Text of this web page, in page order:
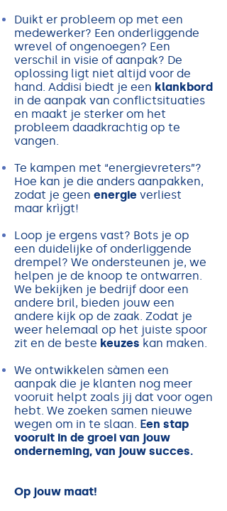
Duikt er probleem op met een
medewerker? Een onderliggende
wrevel of ongenoegen? Een
verschil in visie of aanpak? De
oplossing ligt niet altijd voor de
hand. Addisi biedt je een klankbord
in de aanpak van conflictsituaties
en maakt je sterker om het
probleem daadkrachtig op te
vangen.
Te kampen met “energievreters”?
Hoe kan je die anders aanpakken,
zodat je geen energie verliest
maar krìjgt!
Loop je ergens vast? Bots je op
een duidelijke of onderliggende
drempel? We ondersteunen je, we
helpen je de knoop te ontwarren.
We bekijken je bedrijf door een
andere bril, bieden jouw een
andere kijk op de zaak. Zodat je
weer helemaal op het juiste spoor
zit en de beste keuzes kan maken.
We ontwikkelen sàmen een
aanpak die je klanten nog meer
vooruit helpt zoals jij dat voor ogen
hebt. We zoeken samen nieuwe
wegen om in te slaan. Een stap
vooruit in de groei van jouw
onderneming, van jouw succes.
Op jouw maat!